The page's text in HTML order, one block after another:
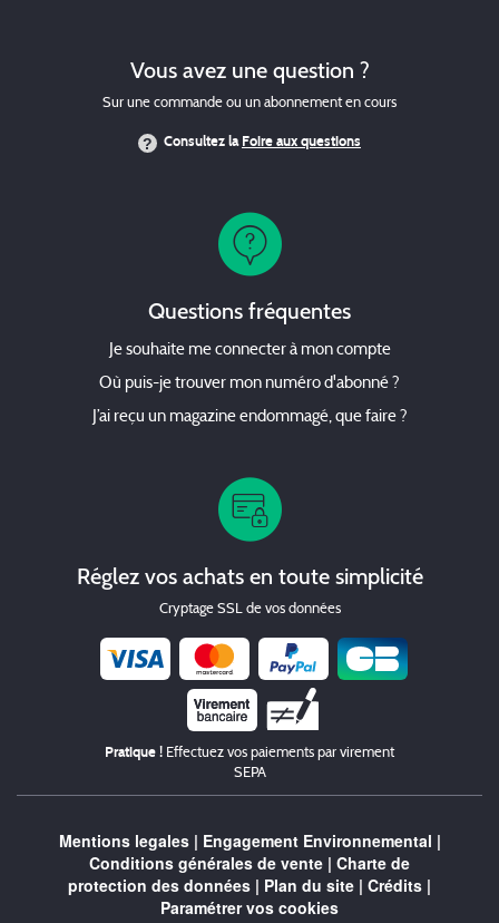
Vous avez une question ?
Sur une commande ou un abonnement en cours
Consultez laFoire aux questions
Questions fréquentes
Je souhaite me connecter à mon compte
Où puis-je trouver mon numéro d'abonné ?
J’ai reçu un magazine endommagé, que faire ?
Réglez vos achats en toute simplicité
Cryptage SSL de vos données
Chèque
Pratique ! Effectuez vos paiements par virement
SEPA
Mentions legales| Engagement Environnemental |
Conditions générales de vente | Charte de
protection des données | Plan du site | Crédits |
Paramétrer vos cookies